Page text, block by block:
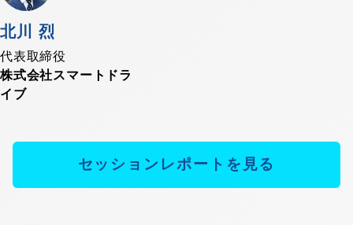
北川 烈
代表取締役
株式会社スマートドラ
イブ
セッションレポートを見る